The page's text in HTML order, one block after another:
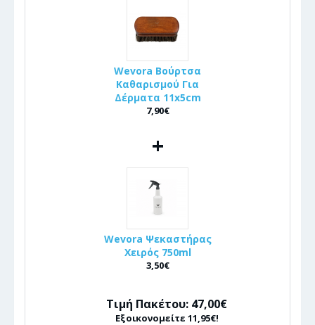
Wevora Βούρτσα
Καθαρισμού Για
Δέρματα 11x5cm
7,90€
+
Wevora Ψεκαστήρας
Χειρός 750ml
3,50€
Τιμή Πακέτου: 47,00€
Εξοικονομείτε 11,95€!